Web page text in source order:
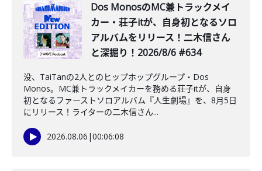
Dos MonosのMC兼トラックメイ
カー・荘子itが、自身初となるソロ
アルバムをリリース！二木信さん
と深掘り！2026/8/6 #634
没、TaiTanの2人とのヒップホップグループ・Dos
Monos。MC兼トラックメイカーを務める荘子itが、自身
初となるファーストソロアルバム『人生劇場』を、8月5日
にリリース！ライターの二木信さん...
2026.08.06 |00:06:08